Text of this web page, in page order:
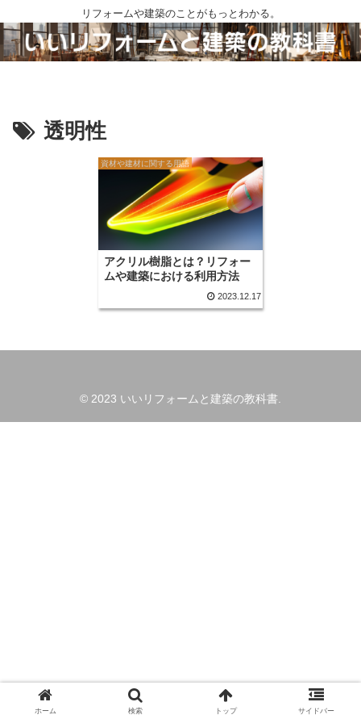
リフォームや建築のことがもっとわかる。
透明性
資材や建材に関する用語
アクリル樹脂とは？リフォー
ムや建築における利用方法
2023.12.17
© 2023 いいリフォームと建築の教科書.
ホーム 検索 トップ サイドバー